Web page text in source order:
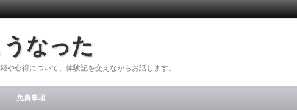
なった
や心得について、体験記を交えながらお話します。
免責事項